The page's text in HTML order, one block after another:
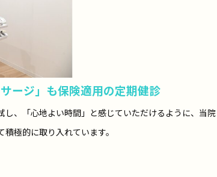
ージ」も保険適用の定期健診
し、「心地よい時間」と感じていただけるように、当院
極的に取り入れています。